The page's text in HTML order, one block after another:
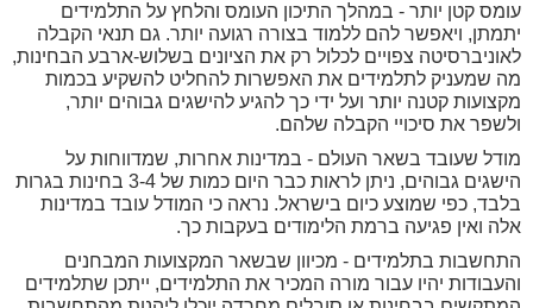
עומס קטן יותר - במהלך התיכון העומס והלחץ על התלמידים
יתמתן, ויאפשר להם ללמוד בצורה רגועה יותר. גם תנאי הקבלה
לאוניברסיטה צפויים לכלול רק את הציונים בשלוש-ארבע הבחינות,
מה שמעניק לתלמידים את האפשרות להחליט להשקיע בכמות
מקצועות קטנה יותר ועל ידי כך להגיע להישגים גבוהים יותר,
ולשפר את סיכויי הקבלה שלהם.
מודל שעובד בשאר העולם - במדינות אחרות, שמדווחות על
הישגים גבוהים, ניתן לראות כבר היום כמות של 3-4 בחינות בגרות
בלבד, כפי שמוצע כיום בישראל. נראה כי המודל עובד במדינות
אלה ואין פגיעה ברמת הלימודים בעקבות כך.
התחשבות בתלמידים - מכיוון שבשאר המקצועות המבחנים
והעבודות יהיו עבור מורה המכיר את התלמידים, ייתכן שתלמידים